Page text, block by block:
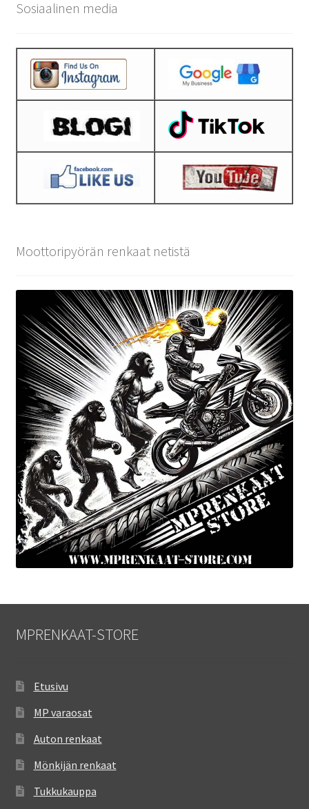
Sosiaalinen media
Moottoripyörän renkaat netistä
MPRENKAAT-STORE
Etusivu
MP varaosat
Auton renkaat
Mönkijän renkaat
Tukkukauppa